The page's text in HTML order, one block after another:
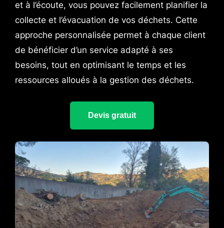
et à l’écoute, vous pouvez facilement planifier la
collecte et l’évacuation de vos déchets. Cette
approche personnalisée permet à chaque client
de bénéficier d’un service adapté à ses
besoins, tout en optimisant le temps et les
ressources alloués à la gestion des déchets.
Devis gratuit